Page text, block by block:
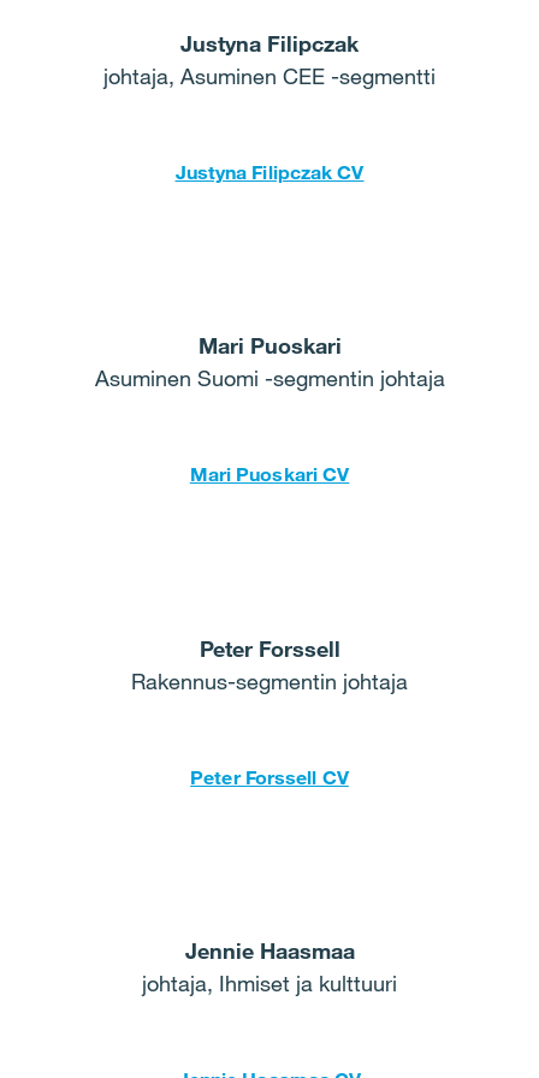
Justyna Filipczak
johtaja, Asuminen CEE -segmentti
Justyna Filipczak CV
Mari Puoskari
Asuminen Suomi -segmentin johtaja
Mari Puoskari CV
Peter Forssell
Rakennus-segmentin johtaja
Peter Forssell CV
Jennie Haasmaa
johtaja, Ihmiset ja kulttuuri